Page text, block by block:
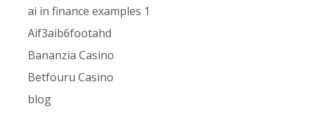
ai in finance examples 1
Aif3aib6footahd
Bananzia Casino
Betfouru Casino
blog